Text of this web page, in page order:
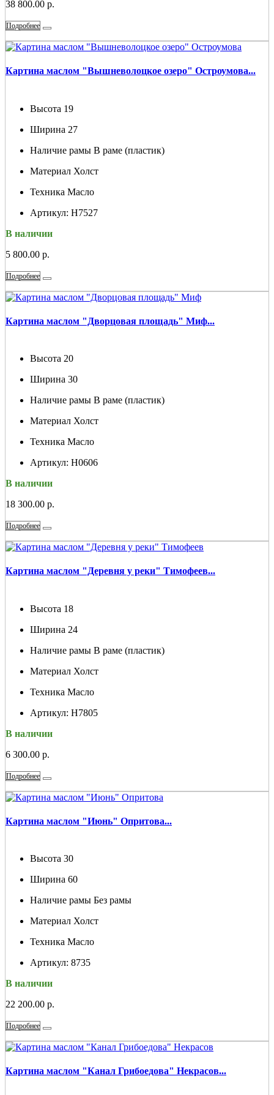
38 800.00 р.
Подробнее
Картина маслом "Вышневолоцкое озеро" Остроумова...
Высота 19
Ширина 27
Наличие рамы В раме (пластик)
Материал Холст
Техника Масло
Артикул: Н7527
В наличии
5 800.00 р.
Подробнее
Картина маслом "Дворцовая площадь" Миф...
Высота 20
Ширина 30
Наличие рамы В раме (пластик)
Материал Холст
Техника Масло
Артикул: Н0606
В наличии
18 300.00 р.
Подробнее
Картина маслом "Деревня у реки" Тимофеев...
Высота 18
Ширина 24
Наличие рамы В раме (пластик)
Материал Холст
Техника Масло
Артикул: Н7805
В наличии
6 300.00 р.
Подробнее
Картина маслом "Июнь" Опритова...
Высота 30
Ширина 60
Наличие рамы Без рамы
Материал Холст
Техника Масло
Артикул: 8735
В наличии
22 200.00 р.
Подробнее
Картина маслом "Канал Грибоедова" Некрасов...